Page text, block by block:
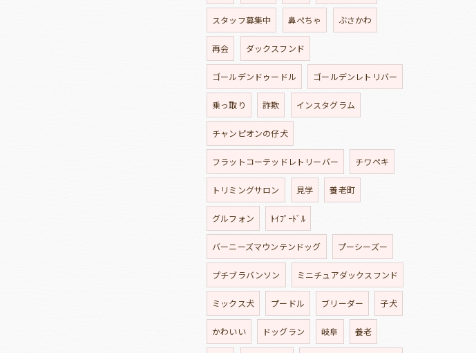
スタッフ募集中 鼻ぺちゃ ぶさかわ
再会 ダックスフンド
ゴールデンドゥードル ゴールデンレトリバー
乗っ取り 詐欺 インスタグラム
チャンピオンの仔犬
フラットコーテッドレトリーバー チワペキ
トリミングサロン 見学 養老町
グルフォン ﾄｲﾌﾟｰﾄﾞﾙ
バーニーズマウンテンドッグ プーシーズー
プチブラバンソン ミニチュアダックスフンド
ミックス犬 プードル ブリーダー 子犬
かわいい ドッグラン 岐阜 養老